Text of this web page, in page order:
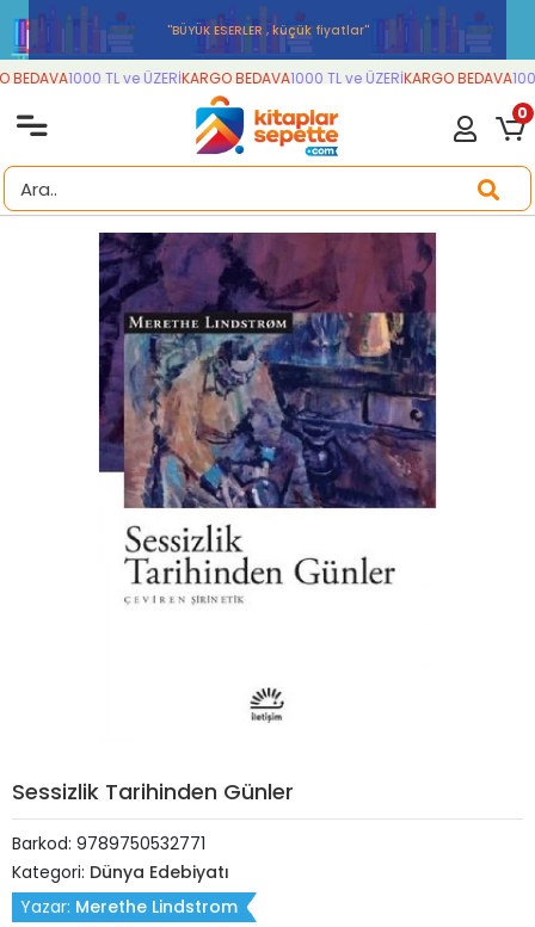
''BÜYÜK ESERLER , küçük fiyatlar''
1000 TL ve ÜZERİKARGO BEDAVA1000 TL ve ÜZERİKARGO BEDAVA
0
Sessizlik Tarihinden Günler
Barkod: 9789750532771
Kategori: Dünya Edebiyatı
Yazar: Merethe Lindstrom